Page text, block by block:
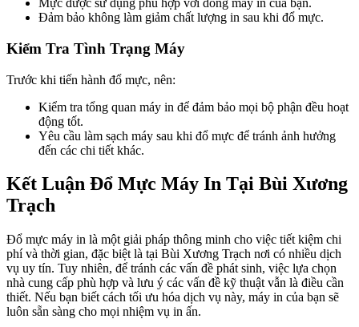
Mực được sử dụng phù hợp với dòng máy in của bạn.
Đảm bảo không làm giảm chất lượng in sau khi đổ mực.
Kiểm Tra Tình Trạng Máy
Trước khi tiến hành đổ mực, nên:
Kiểm tra tổng quan máy in để đảm bảo mọi bộ phận đều hoạt
động tốt.
Yêu cầu làm sạch máy sau khi đổ mực để tránh ảnh hưởng
đến các chi tiết khác.
Kết Luận Đổ Mực Máy In Tại Bùi Xương
Trạch
Đổ mực máy in là một giải pháp thông minh cho việc tiết kiệm chi
phí và thời gian, đặc biệt là tại Bùi Xương Trạch nơi có nhiều dịch
vụ uy tín. Tuy nhiên, để tránh các vấn đề phát sinh, việc lựa chọn
nhà cung cấp phù hợp và lưu ý các vấn đề kỹ thuật vẫn là điều cần
thiết. Nếu bạn biết cách tối ưu hóa dịch vụ này, máy in của bạn sẽ
luôn sẵn sàng cho mọi nhiệm vụ in ấn.